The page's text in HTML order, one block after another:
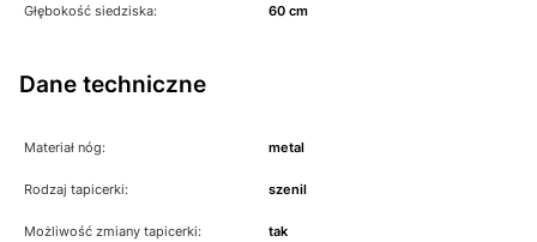
Głębokość siedziska: 60 cm
Dane techniczne
Materiał nóg: metal
Rodzaj tapicerki: szenil
Możliwość zmiany tapicerki: tak